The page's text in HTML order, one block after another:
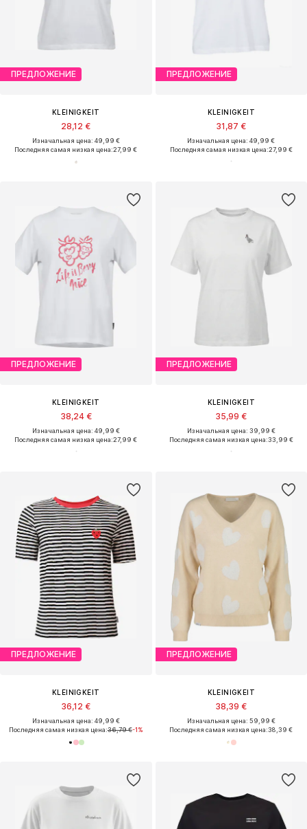
ПРЕДЛОЖЕНИЕ
KLEINIGKEIT
28,12 €
Изначальная цена: 49,99 €
Последняя самая низкая цена:27,99 €
ПРЕДЛОЖЕНИЕ
KLEINIGKEIT
31,87 €
Изначальная цена: 49,99 €
Последняя самая низкая цена:27,99 €
ПРЕДЛОЖЕНИЕ
KLEINIGKEIT
38,24 €
Изначальная цена: 49,99 €
Последняя самая низкая цена:27,99 €
ПРЕДЛОЖЕНИЕ
KLEINIGKEIT
35,99 €
Изначальная цена: 39,99 €
Последняя самая низкая цена:33,99 €
ПРЕДЛОЖЕНИЕ
KLEINIGKEIT
36,12 €
Изначальная цена: 49,99 €
Последняя самая низкая цена:36,79 €-1%
ПРЕДЛОЖЕНИЕ
KLEINIGKEIT
38,39 €
Изначальная цена: 59,99 €
Последняя самая низкая цена:38,39 €